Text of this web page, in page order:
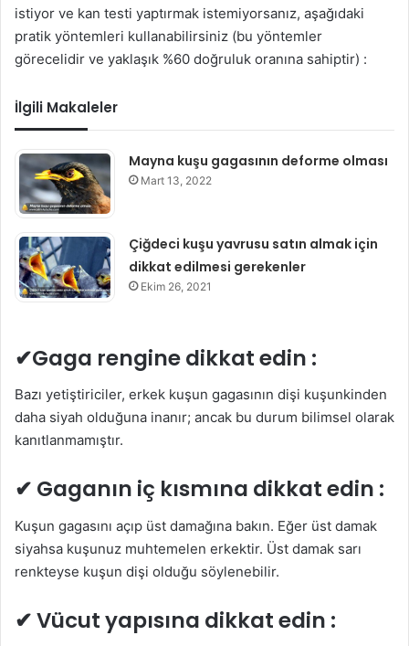
istiyor ve kan testi yaptırmak istemiyorsanız, aşağıdaki
pratik yöntemleri kullanabilirsiniz (bu yöntemler
görecelidir ve yaklaşık %60 doğruluk oranına sahiptir) :
İlgili Makaleler
Mayna kuşu gagasının deforme olması
Mart 13, 2022
Çiğdeci kuşu yavrusu satın almak için
dikkat edilmesi gerekenler
Ekim 26, 2021
✔Gaga rengine dikkat edin :
Bazı yetiştiriciler, erkek kuşun gagasının dişi kuşunkinden
daha siyah olduğuna inanır; ancak bu durum bilimsel olarak
kanıtlanmamıştır.
✔ Gaganın iç kısmına dikkat edin :
Kuşun gagasını açıp üst damağına bakın. Eğer üst damak
siyahsa kuşunuz muhtemelen erkektir. Üst damak sarı
renkteyse kuşun dişi olduğu söylenebilir.
✔Vücut yapısına dikkat edin :